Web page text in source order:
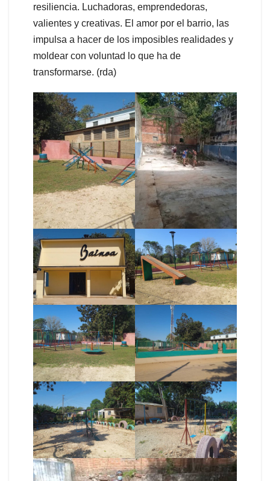
resiliencia. Luchadoras, emprendedoras,
valientes y creativas. El amor por el barrio, las
impulsa a hacer de los imposibles realidades y
moldear con voluntad lo que ha de
transformarse. (rda)